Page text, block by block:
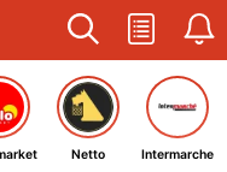
Netto Intermarche